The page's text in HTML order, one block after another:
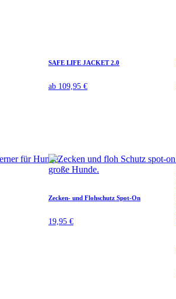
SAFE LIFE JACKET 2.0
ab 109,95 €
Zecken- und Flohschutz Spot-On
19,95 €